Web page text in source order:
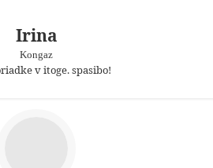
Irina
Kongaz
v itoge. spasibo!